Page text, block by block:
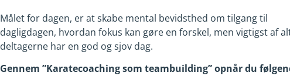
Målet for dagen, er at skabe mental bevidsthed om tilgang til
dagligdagen, hvordan fokus kan gøre en forskel, men vigtigst af
deltagerne har en god og sjov dag.
Gennem ”Karatecoaching som teambuilding” opnår du